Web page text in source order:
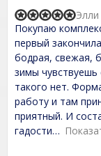
o
f
5
R
a
t
e
d
5
,
0
o
u
t
Покупаю
первый
бодрая, свежая,
зимы чувствуешь
такого нет.
работу и там
приятный. И
гадости
Элли